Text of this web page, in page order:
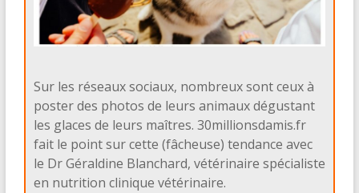
Sur les réseaux sociaux, nombreux sont ceux à
poster des photos de leurs animaux dégustant
les glaces de leurs maîtres. 30millionsdamis.fr
fait le point sur cette (fâcheuse) tendance avec
le Dr Géraldine Blanchard, vétérinaire spécialiste
en nutrition clinique vétérinaire.